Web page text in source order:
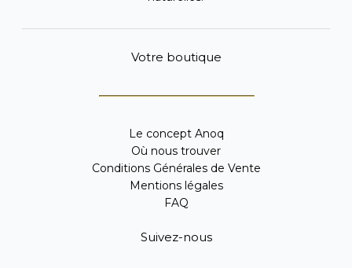
Votre boutique
Le concept Anoq
Où nous trouver
Conditions Générales de Vente
Mentions légales
FAQ
Suivez-nous